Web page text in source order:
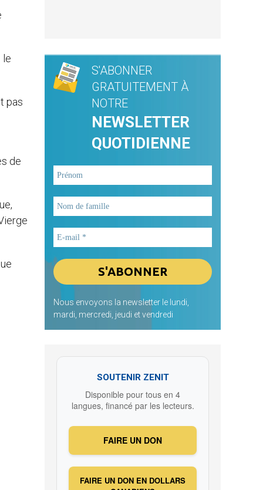
le
pas
de
S'ABONNER
GRATUITEMENT À
NOTRE
NEWSLETTER
QUOTIDIENNE
Nous envoyons la newsletter le lundi,
mardi, mercredi, jeudi et vendredi
SOUTENIR ZENIT
Disponible pour tous en 4
langues, financé par les lecteurs.
FAIRE UN DON
FAIRE UN DON EN DOLLARS